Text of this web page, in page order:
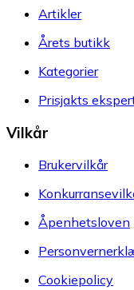
Artikler
Årets butikk
Kategorier
Prisjakts
Vilkår
Brukervilkår
Åpenhetsloven
Cookiepolicy